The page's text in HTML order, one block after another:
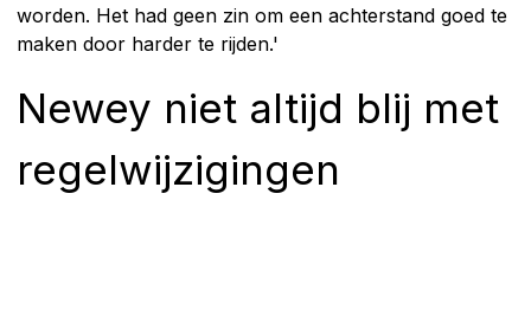
worden. Het had geen zin om een achterstand goed te
maken door harder te rijden.'
Newey niet altijd blij met
regelwijzigingen